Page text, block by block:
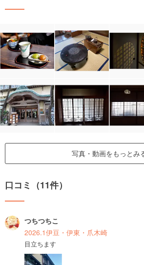
写真・動画をもっとみ
口コミ（11件）
つちつちこ
2026.1伊豆・伊東・爪木崎
目立ちます